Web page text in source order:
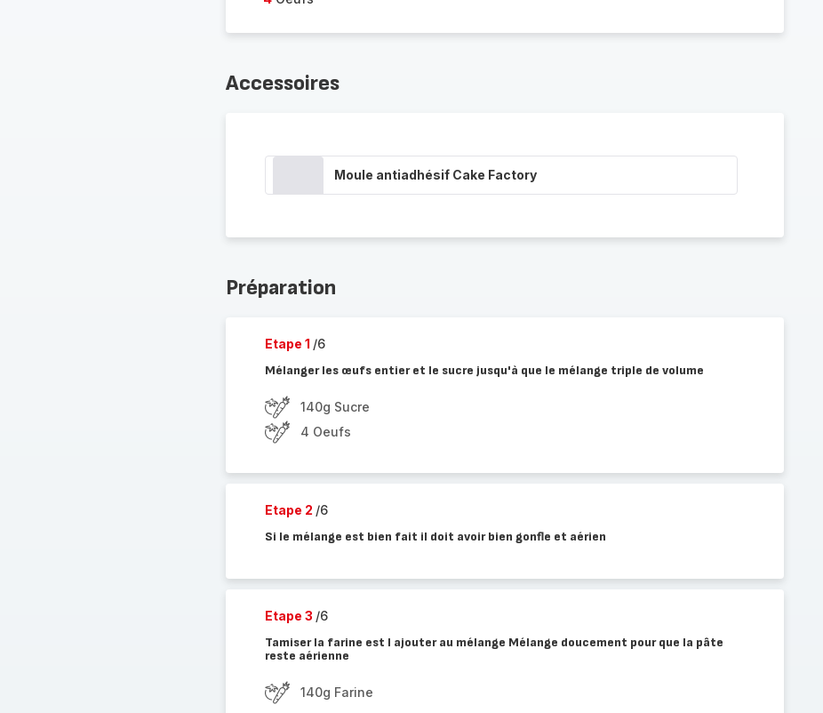
Accessoires
Moule antiadhésif Cake Factory
Préparation
Etape 1 /6
Mélanger les œufs entier et le sucre jusqu'à que le mélange triple de volume
140g Sucre
4 Oeufs
Etape 2 /6
Si le mélange est bien fait il doit avoir bien gonfle et aérien
Etape 3 /6
Tamiser la farine est l ajouter au mélange Mélange doucement pour que la pâte
reste aérienne
140g Farine